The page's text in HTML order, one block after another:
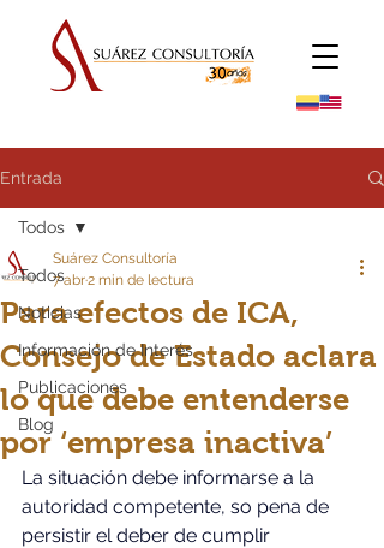
Entrada
Todos
Noticias
Información de Interés
Publicaciones
Blog
Todos
Para efectos de ICA,
Consejo de Estado aclara
lo que debe entenderse
por ‘empresa inactiva’
Suárez Consultoría
7 abr2 min de lectura
La situación debe informarse a la
autoridad competente, so pena de
persistir el deber de cumplir